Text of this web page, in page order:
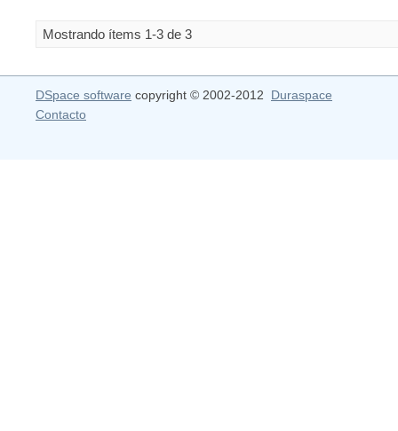
Mostrando ítems 1-3 de 3
DSpace software copyright © 2002-2012 Duraspace
Contacto